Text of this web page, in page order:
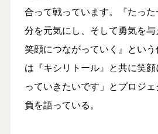
合って戦っています。『たっ
分を元気にし、そして勇気を
笑顔につながっていく』とい
は『キシリトール』と共に笑
っていきたいです」とプロジ
負を語っている。